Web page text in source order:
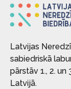
Latvijas
sabiedriskā
pārstāv 1., 2.
Latvijā.